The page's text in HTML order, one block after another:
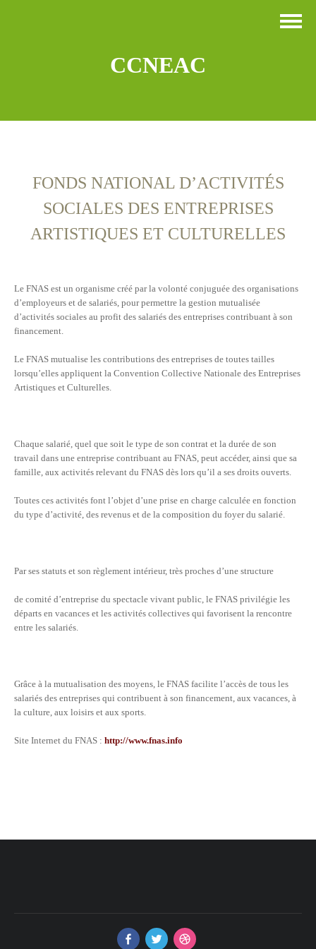
CCNEAC
FONDS NATIONAL D’ACTIVITÉS
SOCIALES DES ENTREPRISES
ARTISTIQUES ET CULTURELLES
Le FNAS est un organisme créé par la volonté conjuguée des organisations
d’employeurs et de salariés, pour permettre la gestion mutualisée
d’activités sociales au profit des salariés des entreprises contribuant à son
financement.
Le FNAS mutualise les contributions des entreprises de toutes tailles
lorsqu’elles appliquent la Convention Collective Nationale des Entreprises
Artistiques et Culturelles.
Chaque salarié, quel que soit le type de son contrat et la durée de son
travail dans une entreprise contribuant au FNAS, peut accéder, ainsi que sa
famille, aux activités relevant du FNAS dès lors qu’il a ses droits ouverts.
Toutes ces activités font l’objet d’une prise en charge calculée en fonction
du type d’activité, des revenus et de la composition du foyer du salarié.
Par ses statuts et son règlement intérieur, très proches d’une structure
de comité d’entreprise du spectacle vivant public, le FNAS privilégie les
départs en vacances et les activités collectives qui favorisent la rencontre
entre les salariés.
Grâce à la mutualisation des moyens, le FNAS facilite l’accès de tous les
salariés des entreprises qui contribuent à son financement, aux vacances, à
la culture, aux loisirs et aux sports.
Site Internet du FNAS : http://www.fnas.info